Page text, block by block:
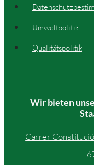
Umweltpolitik
Qualitätspolitik
Wir bieten
Carrer